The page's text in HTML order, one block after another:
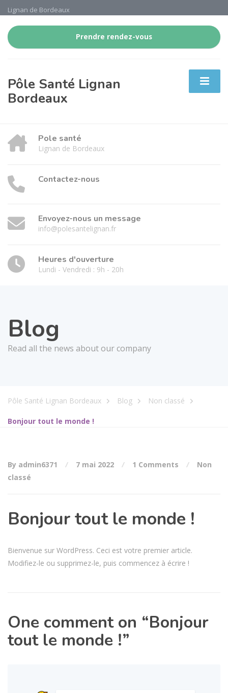
Lignan de Bordeaux
Prendre rendez-vous
Pôle Santé Lignan
Bordeaux
Pole santé
Lignan de Bordeaux
Contactez-nous
Envoyez-nous un message
info@polesantelignan.fr
Heures d'ouverture
Lundi - Vendredi : 9h - 20h
Blog
Read all the news about our company
Pôle Santé Lignan Bordeaux Blog Non classé
Bonjour tout le monde !
By admin6371 7 mai 2022 1 Comments
Non
classé
Bonjour tout le monde !
Bienvenue sur WordPress. Ceci est votre premier article.
Modifiez-le ou supprimez-le, puis commencez à écrire !
One comment on “Bonjour
tout le monde !”